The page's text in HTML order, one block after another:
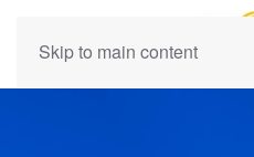
Skip to main content